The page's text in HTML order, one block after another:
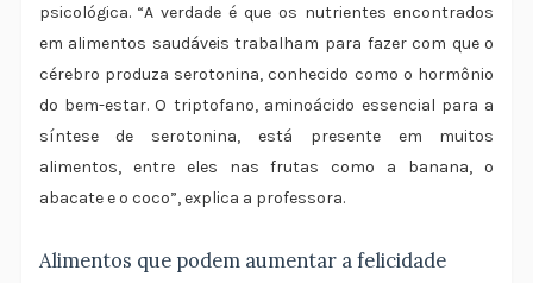
psicológica. “A verdade é que os nutrientes encontrados
em alimentos saudáveis trabalham para fazer com que o
cérebro produza serotonina, conhecido como o hormônio
do bem-estar. O triptofano, aminoácido essencial para a
síntese de serotonina, está presente em muitos
alimentos, entre eles nas frutas como a banana, o
abacate e o coco”, explica a professora.
Alimentos que podem aumentar a felicidade